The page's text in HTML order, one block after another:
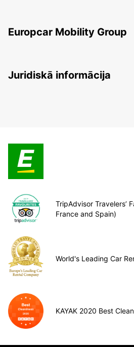
Europcar Mobility Group
Juridiskā informācija
TripAdvisor Travelers’
France and Spain)
World's Leading Car
KAYAK 2020 Best